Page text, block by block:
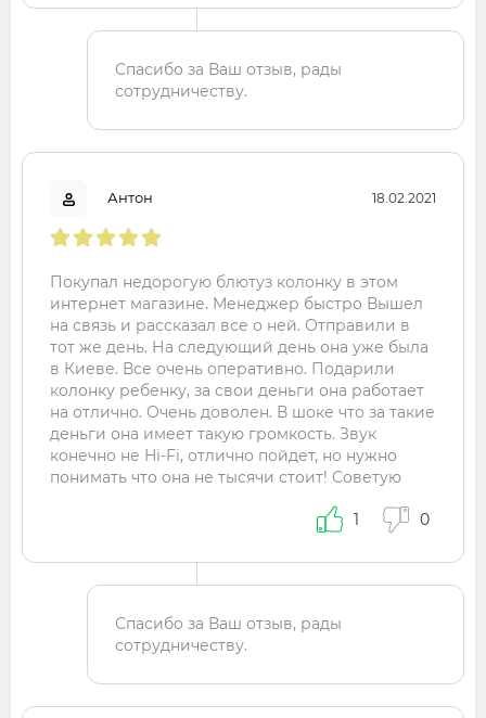
Спасибо за Ваш отзыв, рады
сотрудничеству.
Антон 18.02.2021
Покупал недорогую блютуз колонку в этом
интернет магазине. Менеджер быстро Вышел
на связь и рассказал все о ней. Отправили в
тот же день. На следующий день она уже была
в Киеве. Все очень оперативно. Подарили
колонку ребенку, за свои деньги она работает
на отлично. Очень доволен. В шоке что за такие
деньги она имеет такую громкость. Звук
конечно не Hi-Fi, отлично пойдет, но нужно
понимать что она не тысячи стоит! Советую
1 0
Спасибо за Ваш отзыв, рады
сотрудничеству.